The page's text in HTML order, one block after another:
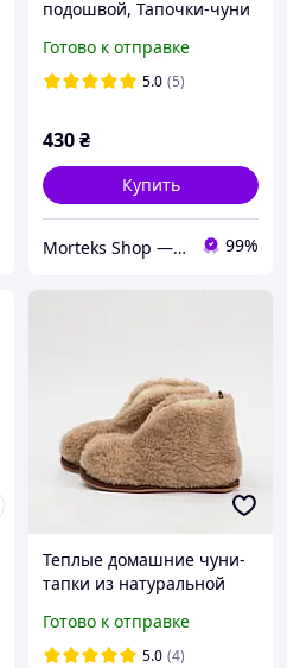
подошвой, Тапочки-чуни
Теплые Чуни-тапки из
натуральной овчины (36-
Готово к отправке
5.0 (5)
430₴
Купить
Morteks Shop — согревающие пояса, наколенники, товары из овчины 99%
Теплые домашние чуни-
тапки из натуральной
пеногумы (размеры 36-
45, бежевые)
Готово к отправке
5.0 (4)